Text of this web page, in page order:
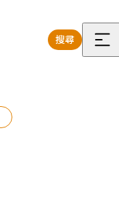
搜尋
選